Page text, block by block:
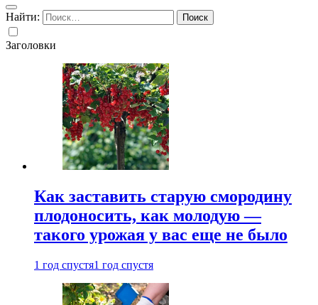
Найти:
Заголовки
Как заставить старую смородину
плодоносить, как молодую —
такого урожая у вас еще не было
1 год спустя1 год спустя